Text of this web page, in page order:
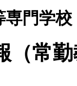
専門学
（常